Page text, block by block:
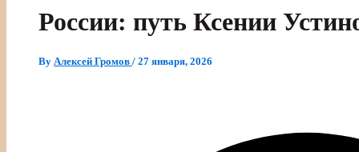
России: путь Ксении
By Алексей Громов / 27 января, 2026